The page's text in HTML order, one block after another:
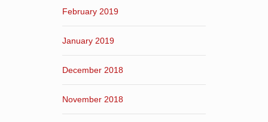
February 2019
January 2019
December 2018
November 2018